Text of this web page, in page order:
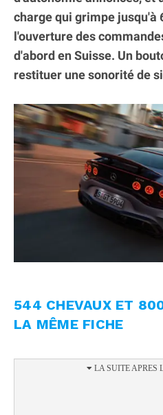
charge qui grimpe jusqu'à
l'ouverture des
d'abord en Suisse. Un
restituer une sonorité de
544 CHEVAUX ET
LA MÊME FICHE